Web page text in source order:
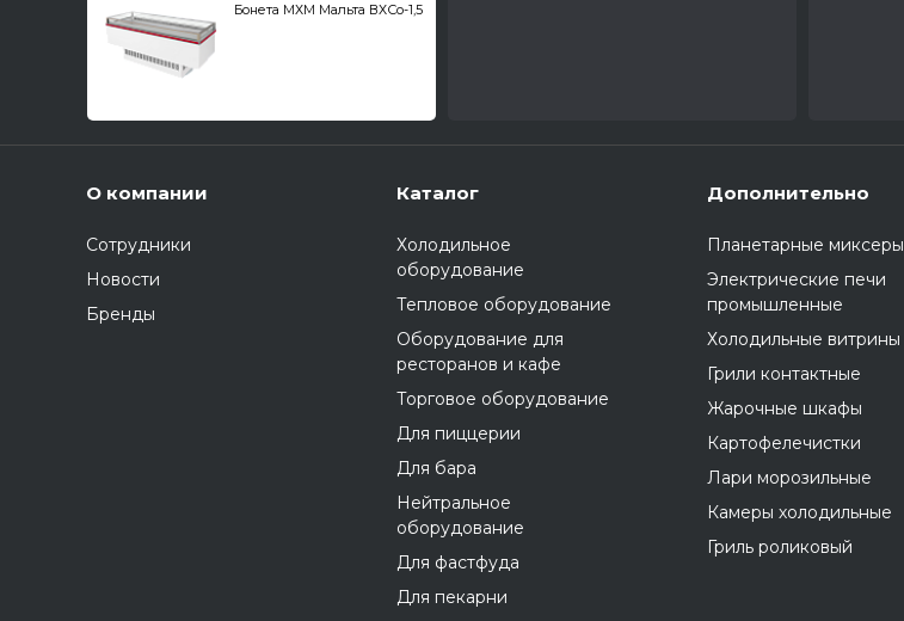
Бонета МХМ Мальта ВХСо-1,5
О компании
Сотрудники
Новости
Бренды
Каталог
Холодильное
оборудование
Тепловое оборудование
Оборудование для
ресторанов и кафе
Торговое оборудование
Для пиццерии
Для бара
Нейтральное
оборудование
Для фастфуда
Для пекарни
Дополнительно
Планетарные миксеры
Электрические печи
промышленные
Холодильные витрины
Грили контактные
Жарочные шкафы
Картофелечистки
Лари морозильные
Камеры холодильные
Гриль роликовый